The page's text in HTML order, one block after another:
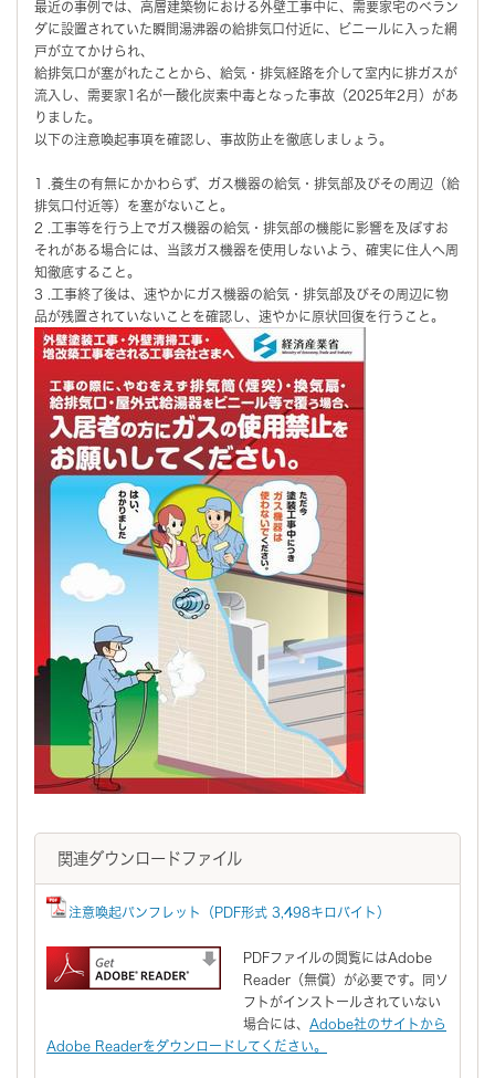
最近の事例では、高層建築物における外壁工事中に、需要家宅のベラン
ダに設置されていた瞬間湯沸器の給排気口付近に、ビニールに入った網
戸が立てかけられ、
給排気口が塞がれたことから、給気・排気経路を介して室内に排ガスが
流入し、需要家1名が一酸化炭素中毒となった事故（2025年2月）があ
りました。
以下の注意喚起事項を確認し、事故防止を徹底しましょう。
1 .養生の有無にかかわらず、ガス機器の給気・排気部及びその周辺（給
排気口付近等）を塞がないこと。
2 .工事等を行う上でガス機器の給気・排気部の機能に影響を及ぼすお
それがある場合には、当該ガス機器を使用しないよう、確実に住人へ周
知徹底すること。
3 .工事終了後は、速やかにガス機器の給気・排気部及びその周辺に物
品が残置されていないことを確認し、速やかに原状回復を行うこと。
関連ダウンロードファイル
注意喚起パンフレット（PDF形式 3,498キロバイト）
PDFファイルの閲覧にはAdobe
Reader（無償）が必要です。同ソ
フトがインストールされていない
場合には、 Adobe社のサイトから
Adobe Readerをダウンロードしてください。